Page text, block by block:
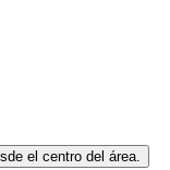
el centro del área.